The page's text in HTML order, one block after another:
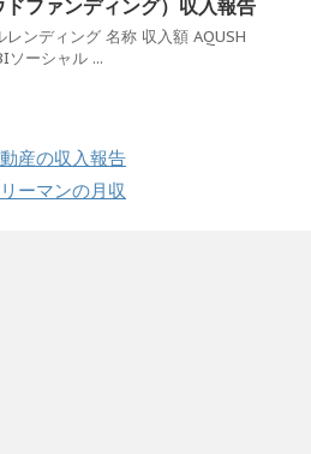
ドファンディング）収入報告
レンディング 名称 収入額 AQUSH
ソーシャル ...
産の収入報告
ーマンの月収